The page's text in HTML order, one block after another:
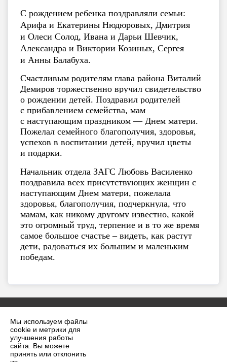
Мы используем файлы
cookie и метрики для
улучшения работы
сайта. Вы можете
принять или отклонить
С рождением ребенка поздравляли семьи:
Арифа и Екатерины Нюдюровых, Дмитрия
и Олеси Солод, Ивана и Дарьи Шевчик,
Александра и Виктории Козиных, Сергея
и Анны Балабуха.
Счастливым родителям глава района Виталий
Демиров торжественно вручил свидетельство
о рождении детей. Поздравил родителей
с прибавлением семейства, мам
с наступающим праздником — Днем матери.
Пожелал семейного благополучия, здоровья,
успехов в воспитании детей, вручил цветы
и подарки.
Начальник отдела ЗАГС Любовь Василенко
поздравила всех присутствующих женщин с
наступающим Днем матери, пожелала
здоровья, благополучия, подчеркнула, что
мамам, как никому другому известно, какой
это огромный труд, терпение и в то же время
самое большое счастье – видеть, как растут
дети, радоваться их большим и маленьким
победам.
2026 г. krilovskaya.ru